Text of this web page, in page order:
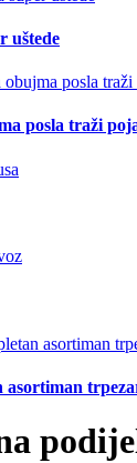
uštede
posla traži